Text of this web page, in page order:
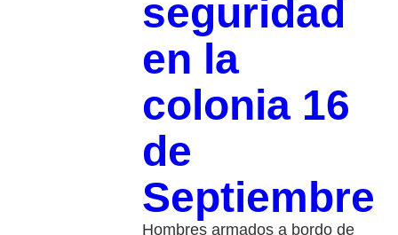
seguridad
en la
colonia 16
de
Septiembre
Hombres armados a bordo de